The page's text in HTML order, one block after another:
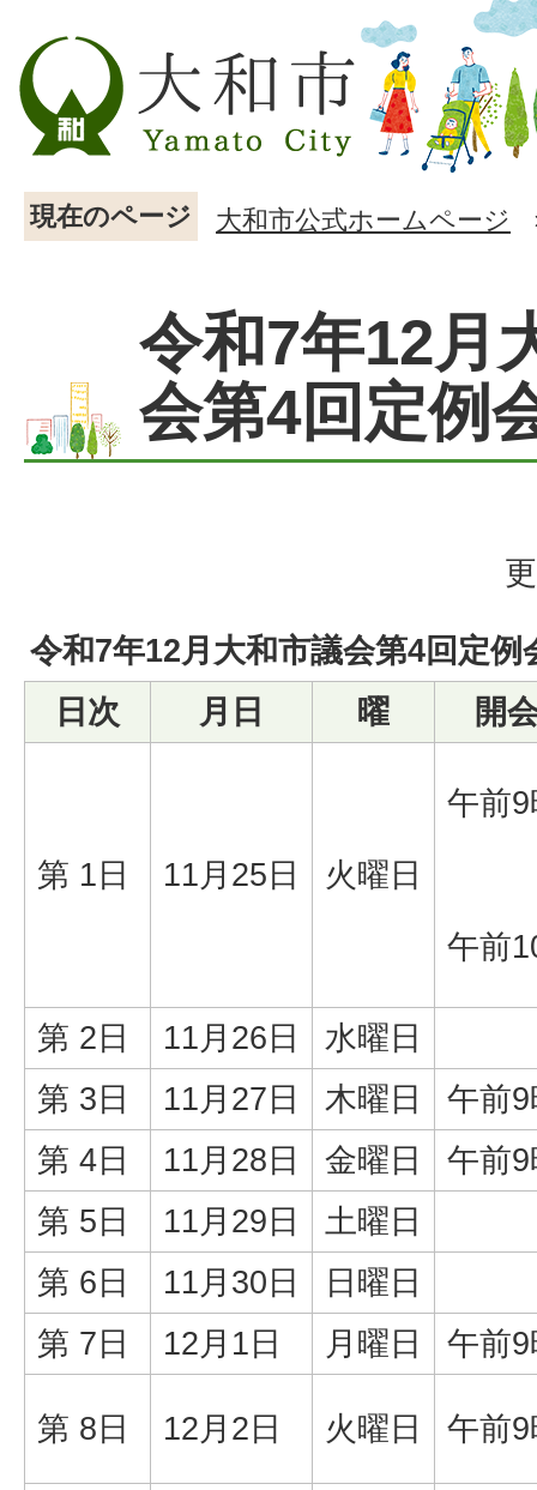
現在のページ 大和市公式ホームページ
令和7年12月
会第4回定例
令和7年12月大和市議会第4回定例
日次
月日 曜 開
第 1日 11月25日 火曜日
午前9
午前
第 2日 11月26日
水曜日
第 3日
11月27日 木曜日
午前9
第 4日
11月28日 金曜日
午前9
第 5日
11月29日
土曜日
第 6日
11月30日
日曜日
第 7日
12月1日 月曜日 午前9
第 8日 12月2日 火曜日 午前9